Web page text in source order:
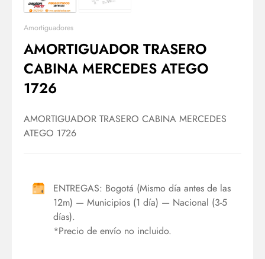
Amortiguadores
AMORTIGUADOR TRASERO
CABINA MERCEDES ATEGO
1726
AMORTIGUADOR TRASERO CABINA MERCEDES
ATEGO 1726
ENTREGAS: Bogotá (Mismo día antes de las
12m) — Municipios (1 día) — Nacional (3-5
días).
*Precio de envío no incluido.